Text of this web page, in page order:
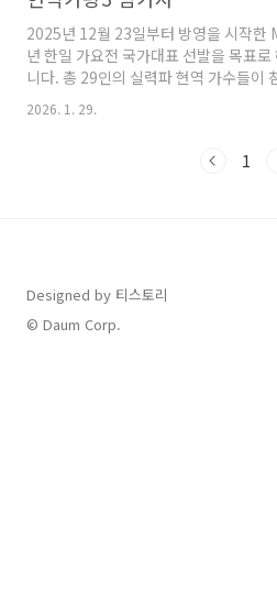
2025년 12월 23일부터 방영을 시작
년 한일 가요전 국가대표 선발을 목표
니다. 총 29인의 실력파 현역 가수들이
컬, 국악 등 다양한 장르의 실력자들이
다.주요 참가자 24인의 명단과 프로필을
(2026 기준)주요 특징 및 프로필1간미
2026. 1. 29.
1
Designed by 티스토리
© Daum Corp.